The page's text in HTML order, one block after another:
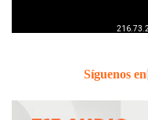
Síguenos en